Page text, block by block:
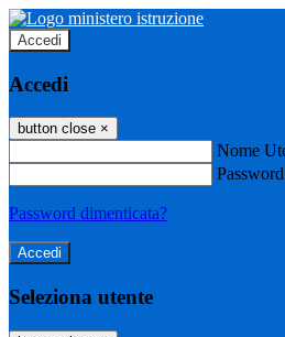
Accedi
Accedi
button close ×
Nome
Password
Password dimenticata?
Seleziona utente